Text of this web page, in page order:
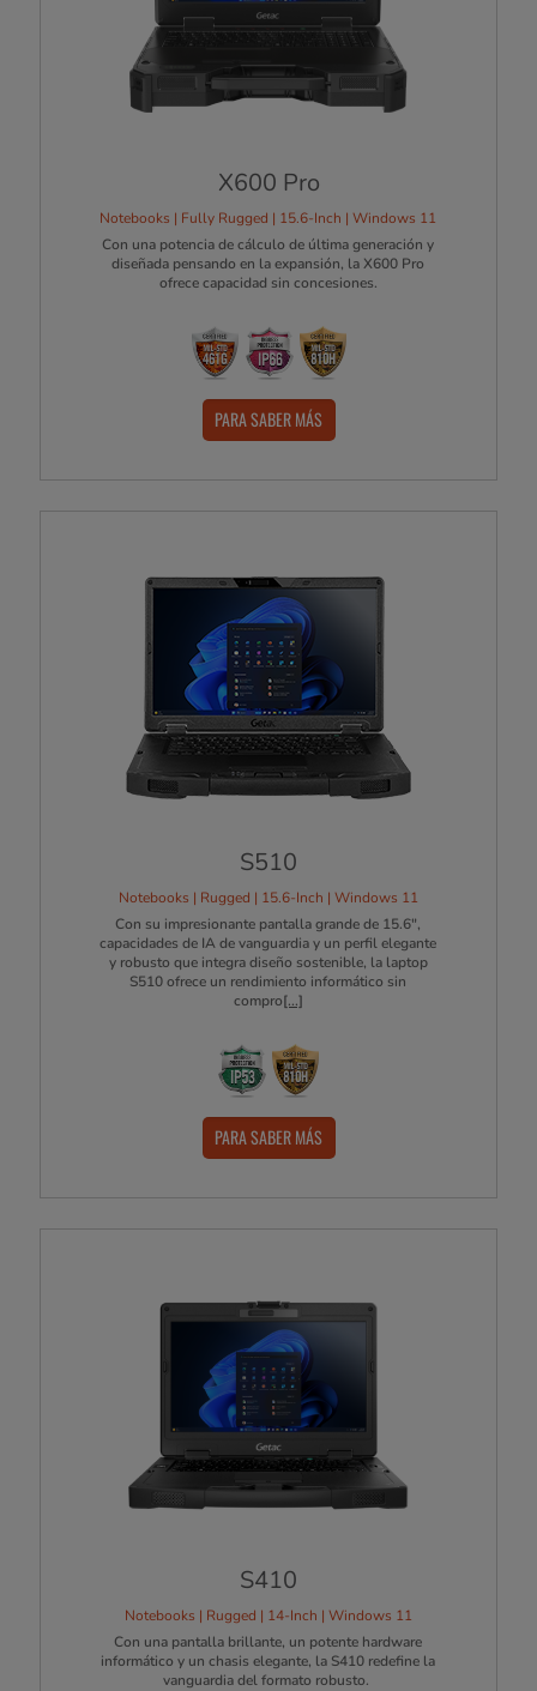
X600 Pro
Notebooks | Fully Rugged | 15.6-Inch | Windows 11
Con una potencia de cálculo de última generación y
diseñada pensando en la expansión, la X600 Pro
ofrece capacidad sin concesiones.
PARA SABER MÁS
S510
Notebooks | Rugged | 15.6-Inch | Windows 11
Con su impresionante pantalla grande de 15.6",
capacidades de IA de vanguardia y un perfil elegante
y robusto que integra diseño sostenible, la laptop
S510 ofrece un rendimiento informático sin
compro[...]
PARA SABER MÁS
S410
Notebooks | Rugged | 14-Inch | Windows 11
Con una pantalla brillante, un potente hardware
informático y un chasis elegante, la S410 redefine la
vanguardia del formato robusto.